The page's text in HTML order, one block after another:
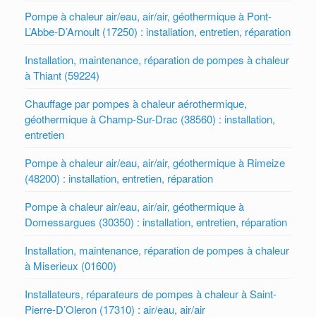
Pompe à chaleur air/eau, air/air, géothermique à Pont-
L’Abbe-D’Arnoult (17250) : installation, entretien, réparation
Installation, maintenance, réparation de pompes à chaleur
à Thiant (59224)
Chauffage par pompes à chaleur aérothermique,
géothermique à Champ-Sur-Drac (38560) : installation,
entretien
Pompe à chaleur air/eau, air/air, géothermique à Rimeize
(48200) : installation, entretien, réparation
Pompe à chaleur air/eau, air/air, géothermique à
Domessargues (30350) : installation, entretien, réparation
Installation, maintenance, réparation de pompes à chaleur
à Miserieux (01600)
Installateurs, réparateurs de pompes à chaleur à Saint-
Pierre-D’Oleron (17310) : air/eau, air/air